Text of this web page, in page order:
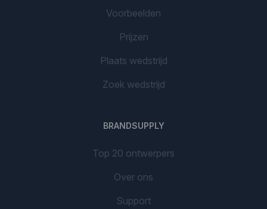
Voorbeelden
Prijzen
Plaats wedstrijd
Zoek wedstrijd
BRANDSUPPLY
Top 20 ontwerpers
Over ons
Support